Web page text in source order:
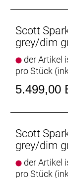
Suspension
Sattel:
Sattelstütze:
31.6mm, all
Gewicht: 11,8
Zulässiges
Scott
grey/dim
der Artikel
pro Stück
5.499,00
Scott
grey/dim
der Artikel
pro Stück